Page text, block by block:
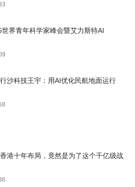
世界青年科学家峰会暨艾力斯特AI
沙科技王宇：用AI优化民航地面运行
港十年布局，竟然是为了这个千亿级战